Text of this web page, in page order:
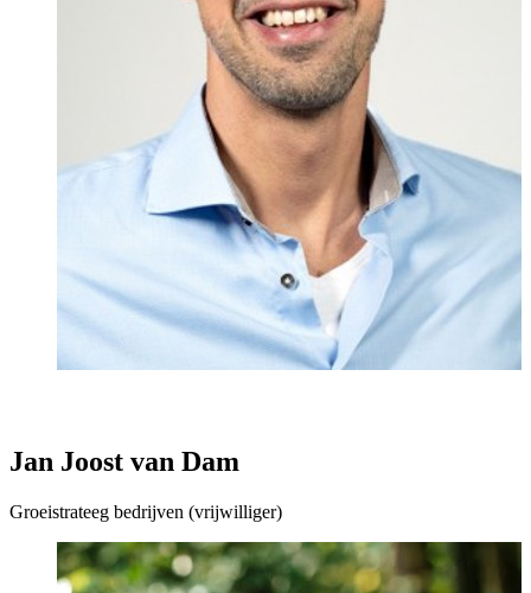
Jan Joost van Dam
Groeistrateeg bedrijven (vrijwilliger)